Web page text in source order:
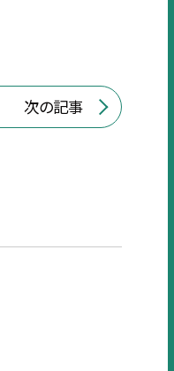
次の記事